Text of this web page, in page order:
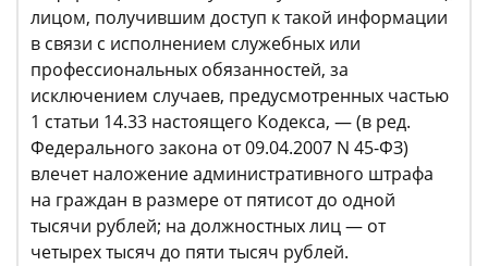
лицом, получившим доступ к такой информации
в связи с исполнением служебных или
профессиональных обязанностей, за
исключением случаев, предусмотренных частью
1 статьи 14.33 настоящего Кодекса, — (в ред.
Федерального закона от 09.04.2007 N 45-ФЗ)
влечет наложение административного штрафа
на граждан в размере от пятисот до одной
тысячи рублей; на должностных лиц — от
четырех тысяч до пяти тысяч рублей.